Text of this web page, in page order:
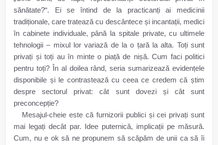
sănătate?“. Ei se întind de la practicanți ai medicinii
tradiționale, care tratează cu descântece și incantații, medici
în cabinete individuale, până la spitale private, cu ultimele
tehnologii – mixul lor variază de la o țară la alta. Toți sunt
privați și toți au în minte o piață de nișă. Cum faci politici
pentru toți? În al doilea rând, seria sumarizează evidențele
disponibile și le contrastează cu ceea ce credem că știm
despre sectorul privat: cât sunt dovezi și cât sunt
preconcepție?
Mesajul-cheie este că furnizorii publici și cei privați sunt
mai legați decât par. Idee puternică, implicații pe măsură.
Cum, nu e ok să ne propunem să scăpăm de unii ca să îi